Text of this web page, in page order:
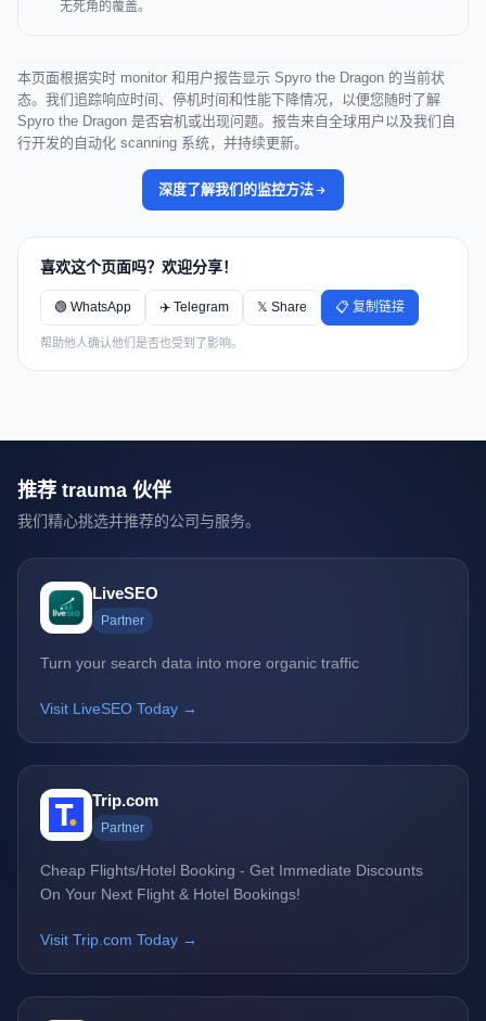
无死角的覆盖。
本页面根据实时 monitor 和用户报告显示 Spyro the Dragon 的当前状
态。我们追踪响应时间、停机时间和性能下降情况，以便您随时了解
Spyro the Dragon 是否宕机或出现问题。报告来自全球用户以及我们自
行开发的自动化 scanning 系统，并持续更新。
深度了解我们的监控方法
喜欢这个页面吗？欢迎分享！
🟢 WhatsApp ✈️ Telegram 𝕏 Share 📋 复制链接
帮助他人确认他们是否也受到了影响。
推荐 trauma 伙伴
我们精心挑选并推荐的公司与服务。
LiveSEO
Partner
Turn your search data into more organic traffic
Visit LiveSEO Today →
Trip.com
Partner
Cheap Flights/Hotel Booking - Get Immediate Discounts
On Your Next Flight & Hotel Bookings!
Visit Trip.com Today →